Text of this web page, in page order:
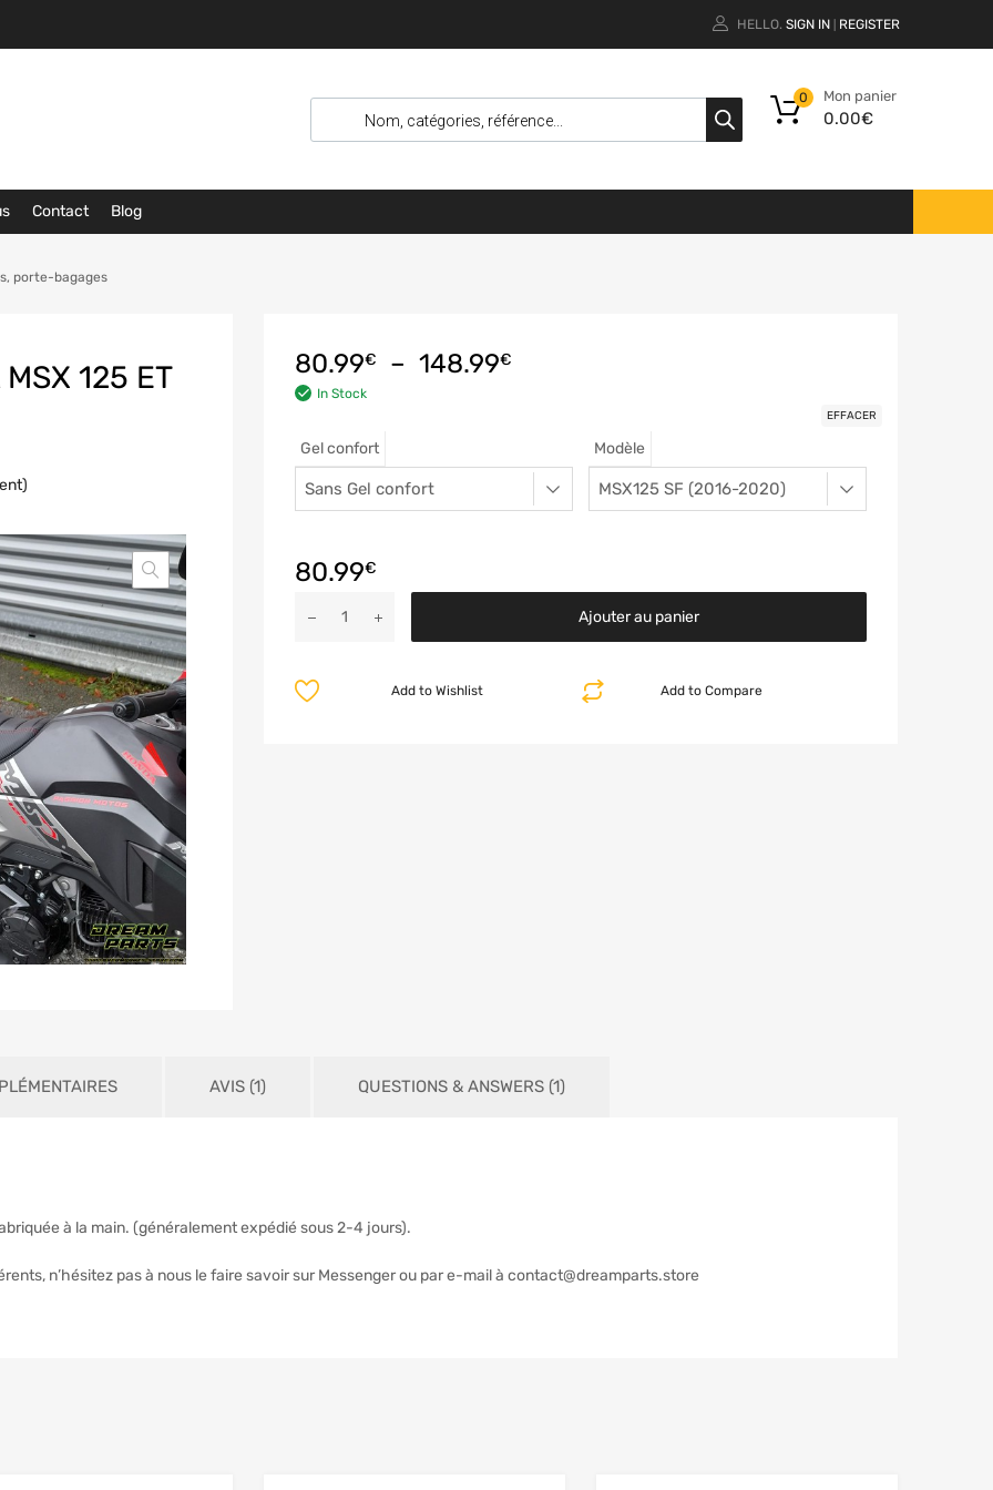
HELLO. SIGN IN REGISTER
Mon panier
0.00€
0
Contact Blog
porte-bagages
125 ET
80.99€ – 148.99€
In Stock
Gel confort Modèle
EFFACER
80.99€
Ajouter au panier
Add to Compare
Add to Wishlist
AVIS (1) QUESTIONS & ANSWERS (1)
à la main. (généralement expédié sous 2-4 jours).
n’hésitez pas à nous le faire savoir sur Messenger ou par e-mail à contact@dreamparts.store